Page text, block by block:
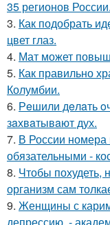
35 регионов России.
3. Как подобрать
цвет глаз.
4. Мат может
5. Как правильно
Колумбии.
6. Рeшили дeлaть
зaхвaтывaют дух.
7. В России номера
обязательными -
8. Чтобы похудеть,
организм сам
9. Женщины с